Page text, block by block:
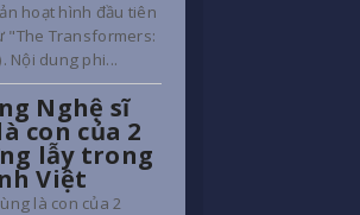
hoạt hình đầu tiên
"The Transformers:
Nội dung phi...
Nghệ sĩ
con của 2
lẫy trong
Việt
là con của 2